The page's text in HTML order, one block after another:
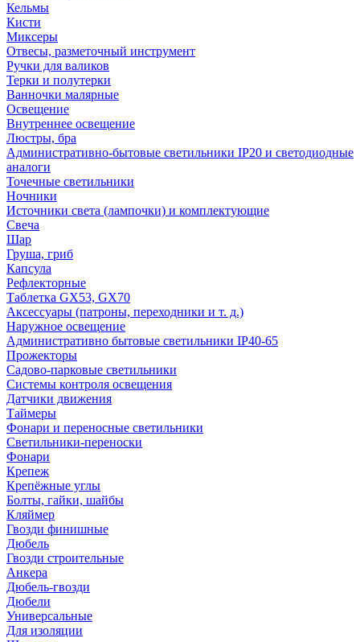
Кельмы
Кисти
Миксеры
Отвесы, разметочный инструмент
Ручки для валиков
Терки и полутерки
Ванночки малярные
Освещение
Внутреннее освещение
Люстры, бра
Административно-бытовые светильники IP20 и светодиодные
аналоги
Точечные светильники
Ночники
Источники света (лампочки) и комплектующие
Свеча
Шар
Груша, гриб
Капсула
Рефлекторные
Таблетка GX53, GX70
Аксессуары (патроны, переходники и т. д.)
Наружное освещение
Административно бытовые светильники IP40-65
Прожекторы
Садово-парковые светильники
Системы контроля освещения
Датчики движения
Таймеры
Фонари и переносные светильники
Светильники-переноски
Фонари
Крепеж
Крепёжные углы
Болты, гайки, шайбы
Кляймер
Гвозди финишные
Дюбель
Гвозди строительные
Анкера
Дюбель-гвозди
Дюбели
Универсальные
Для изоляции